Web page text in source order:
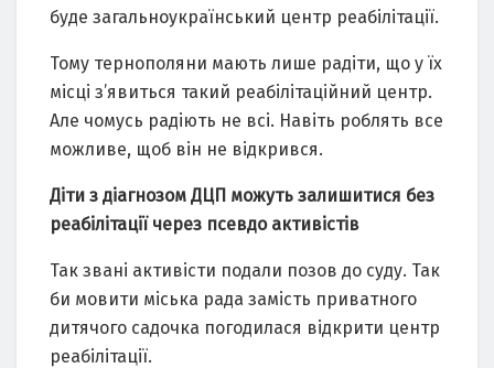
буде загальноукраїнський центр реабілітації.
Тому тернополяни мають лише радіти, що у їх
місці з’явиться такий реабілітаційний центр.
Але чомусь радіють не всі. Навіть роблять все
можливе, щоб він не відкрився.
Діти з діагнозом ДЦП можуть залишитися без
реабілітації через псевдо активістів
Так звані активісти подали позов до суду. Так
би мовити міська рада замість приватного
дитячого садочка погодилася відкрити центр
реабілітації.